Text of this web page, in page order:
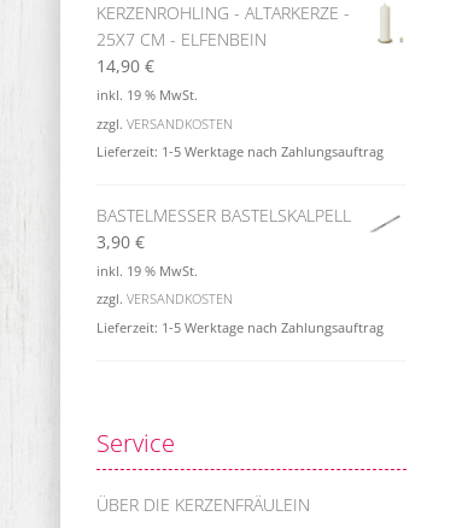
KERZENROHLING - ALTARKERZE -
25X7 CM - ELFENBEIN
14,90 €
inkl. 19 % MwSt.
zzgl. VERSANDKOSTEN
Lieferzeit: 1-5 Werktage nach Zahlungsauftrag
BASTELMESSER BASTELSKALPELL
3,90 €
inkl. 19 % MwSt.
zzgl. VERSANDKOSTEN
Lieferzeit: 1-5 Werktage nach Zahlungsauftrag
Service
ÜBER DIE KERZENFRÄULEIN